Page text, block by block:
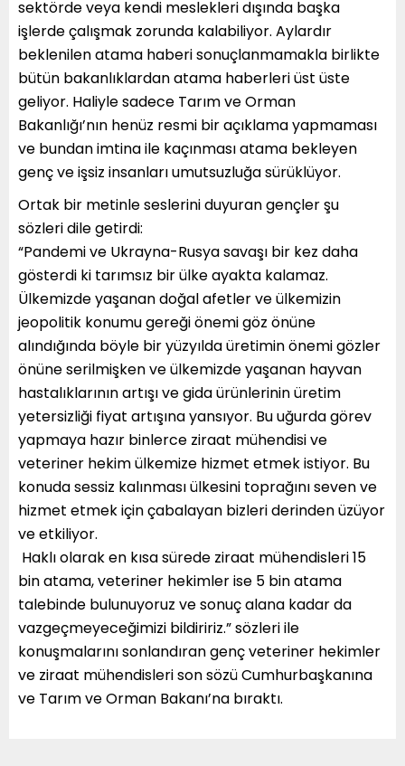
sektörde veya kendi meslekleri dışında başka
işlerde çalışmak zorunda kalabiliyor. Aylardır
beklenilen atama haberi sonuçlanmamakla birlikte
bütün bakanlıklardan atama haberleri üst üste
geliyor. Haliyle sadece Tarım ve Orman
Bakanlığı’nın henüz resmi bir açıklama yapmaması
ve bundan imtina ile kaçınması atama bekleyen
genç ve işsiz insanları umutsuzluğa sürüklüyor.
Ortak bir metinle seslerini duyuran gençler şu
sözleri dile getirdi:
“Pandemi ve Ukrayna-Rusya savaşı bir kez daha
gösterdi ki tarımsız bir ülke ayakta kalamaz.
Ülkemizde yaşanan doğal afetler ve ülkemizin
jeopolitik konumu gereği önemi göz önüne
alındığında böyle bir yüzyılda üretimin önemi gözler
önüne serilmişken ve ülkemizde yaşanan hayvan
hastalıklarının artışı ve gida ürünlerinin üretim
yetersizliği fiyat artışına yansıyor. Bu uğurda görev
yapmaya hazır binlerce ziraat mühendisi ve
veteriner hekim ülkemize hizmet etmek istiyor. Bu
konuda sessiz kalınması ülkesini toprağını seven ve
hizmet etmek için çabalayan bizleri derinden üzüyor
ve etkiliyor.
Haklı olarak en kısa sürede ziraat mühendisleri 15
bin atama, veteriner hekimler ise 5 bin atama
talebinde bulunuyoruz ve sonuç alana kadar da
vazgeçmeyeceğimizi bildiririz.” sözleri ile
konuşmalarını sonlandıran genç veteriner hekimler
ve ziraat mühendisleri son sözü Cumhurbaşkanına
ve Tarım ve Orman Bakanı’na bıraktı.